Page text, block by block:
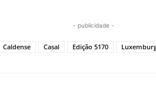
- publicidade -
Caldense Casal Edição 5170